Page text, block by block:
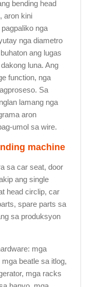
bending head
aron kini
nga
nga diametro
ang lugas
luna. Ang
function, nga
Sa
lamang nga
aron
umol sa wire.
machine
sa car seat, door
ang single
head circlip, car
spare parts sa
sa produksyon
mga
beatle sa itlog,
mga racks